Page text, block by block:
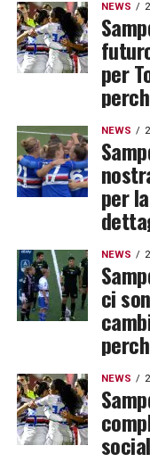
NEWS
per
NEWS
per
NEWS
ci
NEWS